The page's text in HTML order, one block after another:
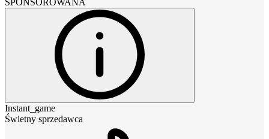
Instant_game
Świetny sprzedawca